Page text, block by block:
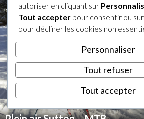
autoriser en cliquant sur
Tout accepter pour consentir ou sur
pour décliner les cookies non
Personnaliser
Tout refuser
Tout accepter